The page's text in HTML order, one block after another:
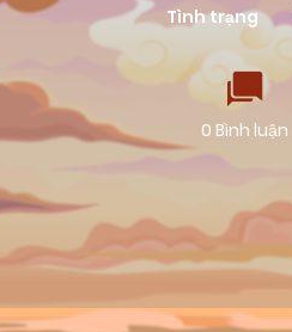
Tình trạng
0 Bình luận